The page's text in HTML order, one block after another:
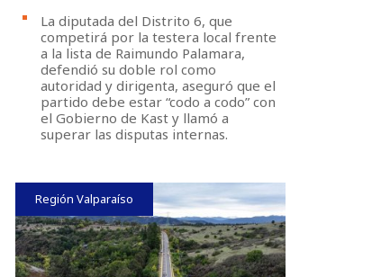
La diputada del Distrito 6, que
competirá por la testera local frente
a la lista de Raimundo Palamara,
defendió su doble rol como
autoridad y dirigenta, aseguró que el
partido debe estar “codo a codo” con
el Gobierno de Kast y llamó a
superar las disputas internas.
Región Valparaíso